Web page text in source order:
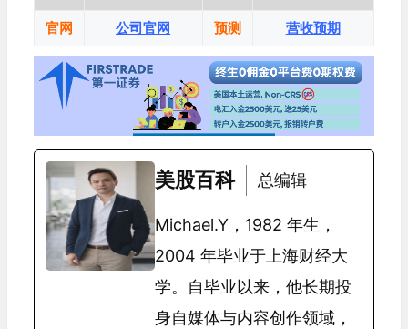
官网 公司官网 预测 营收预期
美股百科 总编辑
Michael.Y，1982 年生，
2004 年毕业于上海财经大
学。自毕业以来，他长期投
身自媒体与内容创作领域，